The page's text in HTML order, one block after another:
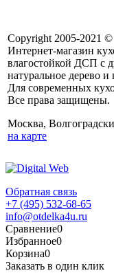
Copyright 2005-2021
Интернет-магазин
влагостойкой ДСП с
натуральное дерево
Для современных
Все права защищены.
Москва,
на карте
Обратная связь
+7 (495) 532-68-65
info@otdelka4u.ru
Сравнение0
Избранное0
Корзина0
Заказать в один клик